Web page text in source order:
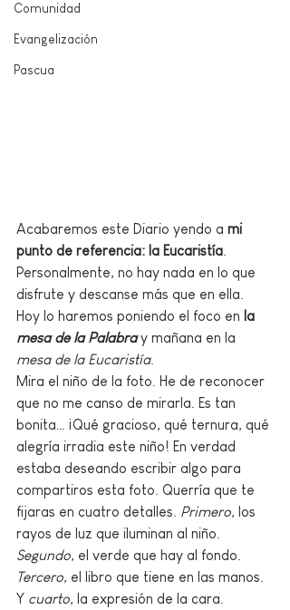
Comunidad
Evangelización
Pascua
Acabaremos este Diario yendo a mi
punto de referencia: la Eucaristía
Personalmente, no hay nada en lo que
disfrute y descanse más que en ella.
Hoy lo haremos poniendo el foco en la
mesa de la Palabra y mañana en la
mesa de la Eucaristía.
Mira el niño de la foto. He de reconocer
que no me canso de mirarla. Es tan
bonita… ¡Qué gracioso, qué ternura, qué
alegría irradia este niño! En verdad
estaba deseando escribir algo para
compartiros esta foto. Querría que te
fijaras en cuatro detalles. Primero, los
rayos de luz que iluminan al niño.
Segundo, el verde que hay al fondo.
Tercero, el libro que tiene en las manos.
Y cuarto, la expresión de la cara.